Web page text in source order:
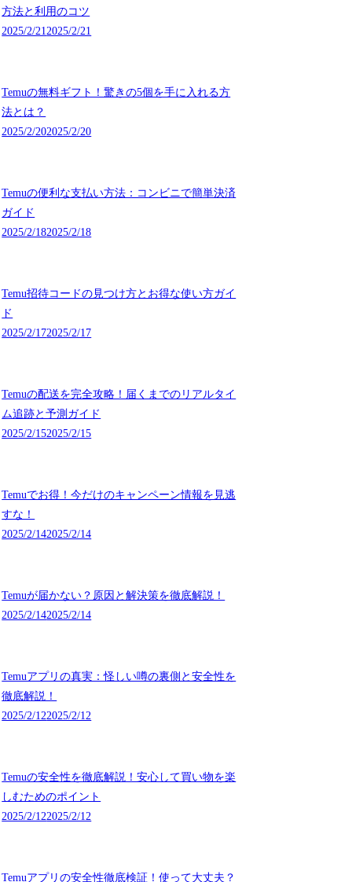
方法と利用のコツ
2025/2/212025/2/21
Temuの無料ギフト！驚きの5個を手に入れる方
法とは？
2025/2/202025/2/20
Temuの便利な支払い方法：コンビニで簡単決済
ガイド
2025/2/182025/2/18
Temu招待コードの見つけ方とお得な使い方ガイ
ド
2025/2/172025/2/17
Temuの配送を完全攻略！届くまでのリアルタイ
ム追跡と予測ガイド
2025/2/152025/2/15
Temuでお得！今だけのキャンペーン情報を見逃
すな！
2025/2/142025/2/14
Temuが届かない？原因と解決策を徹底解説！
2025/2/142025/2/14
Temuアプリの真実：怪しい噂の裏側と安全性を
徹底解説！
2025/2/122025/2/12
Temuの安全性を徹底解説！安心して買い物を楽
しむためのポイント
2025/2/122025/2/12
Temuアプリの安全性徹底検証！使って大丈夫？